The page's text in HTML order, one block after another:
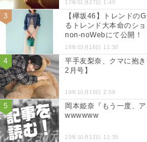
17年01月27日 1:40
【欅坂46】トレンドの
るトレンド大本命のシ
non-noWebにて公開！
18年03月16日 11:50
平手友梨奈、クマに抱
2月号】
19年10月19日 2:58
岡本姫奈『もう一度、
wwwwww
23年10月12日 11:55